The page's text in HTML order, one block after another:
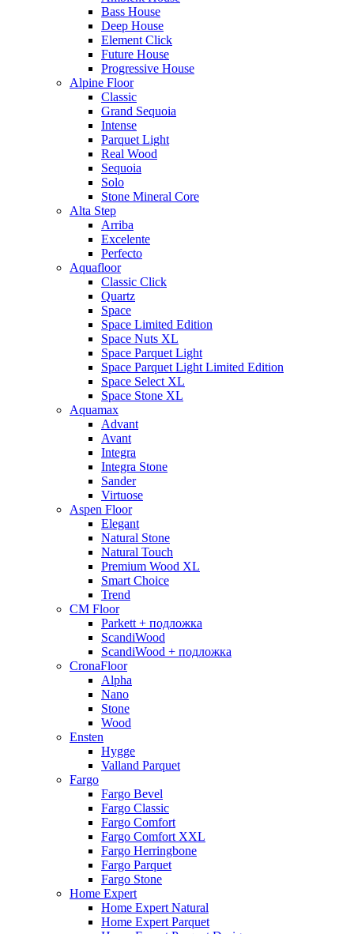
Bass House
Deep House
Element Click
Future House
Progressive House
Alpine Floor
Classic
Grand Sequoia
Intense
Parquet Light
Real Wood
Sequoia
Solo
Stone Mineral Core
Alta Step
Arriba
Excelente
Perfecto
Aquafloor
Classic Click
Quartz
Space
Space Limited Edition
Space Nuts XL
Space Parquet Light
Space Parquet Light Limited Edition
Space Select XL
Space Stone XL
Aquamax
Advant
Avant
Integra
Integra Stone
Sander
Virtuose
Aspen Floor
Elegant
Natural Stone
Natural Touch
Premium Wood XL
Smart Choice
Trend
CM Floor
Parkett + подложка
ScandiWood
ScandiWood + подложка
CronaFloor
Alpha
Nano
Stone
Wood
Ensten
Hygge
Valland Parquet
Fargo
Fargo Bevel
Fargo Classic
Fargo Comfort
Fargo Comfort XXL
Fargo Herringbone
Fargo Parquet
Fargo Stone
Home Expert
Home Expert Natural
Home Expert Parquet